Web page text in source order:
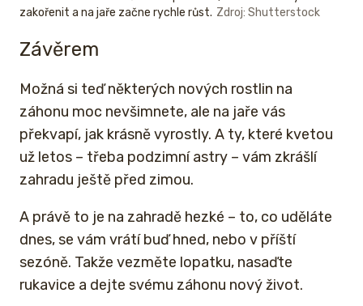
zakořenit a na jaře začne rychle růst. Zdroj: Shutterstock
Závěrem
Možná si teď některých nových rostlin na
záhonu moc nevšimnete, ale na jaře vás
překvapí, jak krásně vyrostly. A ty, které kvetou
už letos – třeba podzimní astry – vám zkrášlí
zahradu ještě před zimou.
A právě to je na zahradě hezké – to, co uděláte
dnes, se vám vrátí buď hned, nebo v příští
sezóně. Takže vezměte lopatku, nasaďte
rukavice a dejte svému záhonu nový život.